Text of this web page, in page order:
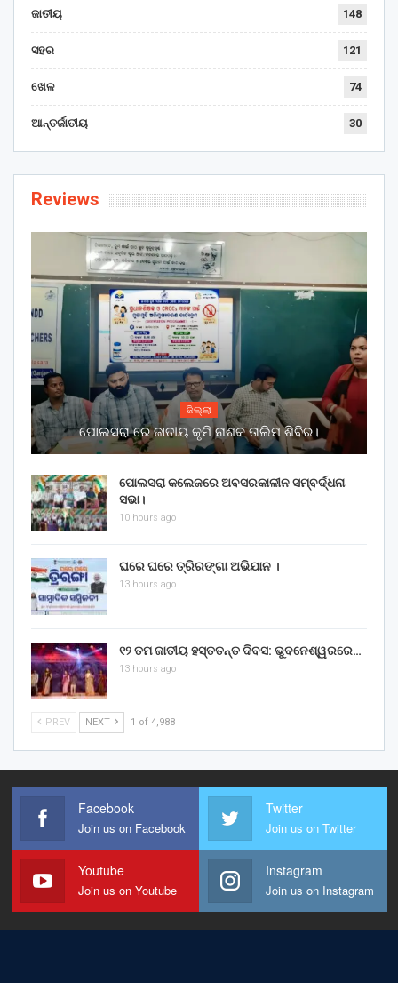
ଜାତୀୟ 148
ସହର 121
ଖେଳ 74
ଆନ୍ତର୍ଜାତୀୟ 30
Reviews
ଜିଲ୍ଲା
ପୋଲସରା ରେ ଜାତୀୟ କୃମି ନାଶକ ତାଲିମ ଶିବିର।
ପୋଲସରା କଲେଜରେ ଅବସରକାଳୀନ ସମ୍ବର୍ଦ୍ଧନା
ସଭା।
10 hours ago
ଘରେ ଘରେ ତ୍ରିରଙ୍ଗା ଅଭିଯାନ ।
13 hours ago
୧୨ ତମ ଜାତୀୟ ହସ୍ତତନ୍ତ ଦିବସ: ଭୁବନେଶ୍ୱରରେ…
13 hours ago
PREV NEXT 1 of 4,988
Facebook
Join us on Facebook
Twitter
Join us on Twitter
Youtube
Join us on Youtube
Instagram
Join us on Instagram